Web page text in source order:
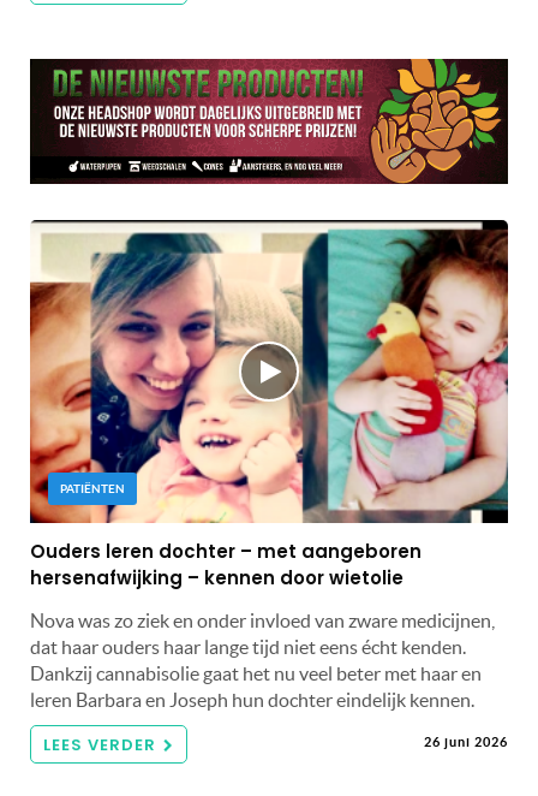
PATIËNTEN
Ouders leren dochter – met aangeboren
hersenafwijking – kennen door wietolie
Nova was zo ziek en onder invloed van zware medicijnen,
dat haar ouders haar lange tijd niet eens écht kenden.
Dankzij cannabisolie gaat het nu veel beter met haar en
leren Barbara en Joseph hun dochter eindelijk kennen.
LEES VERDER 26 juni 2026